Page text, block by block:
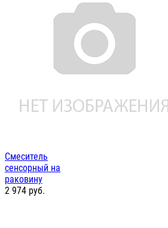
Смеситель
сенсорный на
раковину
2 974 руб.